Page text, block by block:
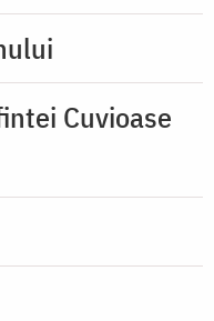
Cuvioase